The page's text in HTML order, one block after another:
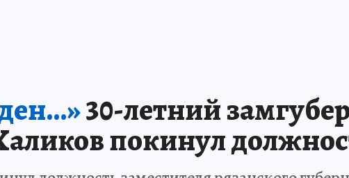
30-летний
покинул